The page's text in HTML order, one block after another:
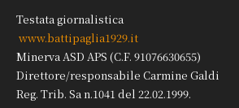
Testata giornalistica
www.battipaglia1929.it
Minerva ASD APS (C.F. 91076630655)
Direttore/responsabile Carmine Galdi
Reg. Trib. Sa n.1041 del 22.02.1999.